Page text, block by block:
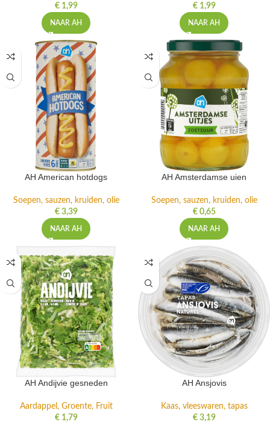
€1,99
NAAR AH
€1,99
NAAR AH
AH American hotdogs
Soepen, sauzen, kruiden, olie
€3,39
NAAR AH
AH Amsterdamse uien
Soepen, sauzen, kruiden, olie
€0,65
NAAR AH
AH Andijvie gesneden
Aardappel, Groente, Fruit
€1,79
AH Ansjovis
Kaas, vleeswaren, tapas
€3,19